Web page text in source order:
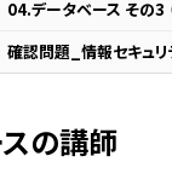
確認問題_情報セキュ
の講師